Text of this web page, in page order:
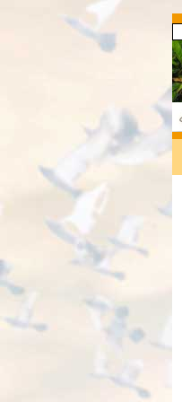
Direkt zum Seiteninhalt